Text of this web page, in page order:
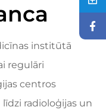
institūtā
regulāri
centros
līdzi radioloģijas un